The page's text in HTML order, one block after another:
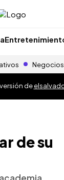
Negocios
de
de su